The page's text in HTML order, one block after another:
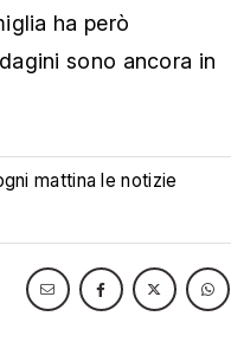
ha però
sono ancora in
mattina le notizie